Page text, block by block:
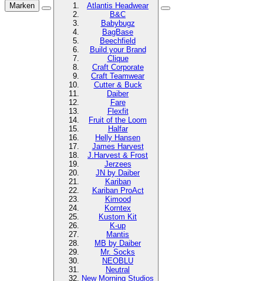
Marken
Atlantis Headwear
B&C
Babybugz
BagBase
Beechfield
Build your Brand
Clique
Craft Corporate
Craft Teamwear
Cutter & Buck
Daiber
Fare
Flexfit
Fruit of the Loom
Halfar
Helly Hansen
James Harvest
J.Harvest & Frost
Jerzees
JN by Daiber
Kariban
Kariban ProAct
Kimood
Korntex
Kustom Kit
K-up
Mantis
MB by Daiber
Mr. Socks
NEOBLU
Neutral
New Morning Studios